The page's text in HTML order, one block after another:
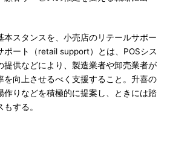
スタンスを、小売店のリテールサポー
ポート（retail support）とは、POSシス
提供などにより、製造業者や卸売業者が
を向上させるべく支援すること。升喜の
作りなどを積極的に提案し、ときには踏
する。